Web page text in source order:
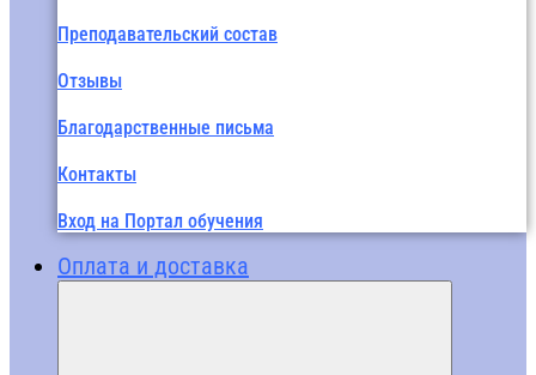
Преподавательский состав
Отзывы
Благодарственные письма
Контакты
Вход на Портал обучения
Оплата и доставка